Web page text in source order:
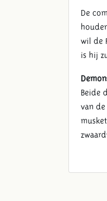
De
wil de
is hij
Beide
van